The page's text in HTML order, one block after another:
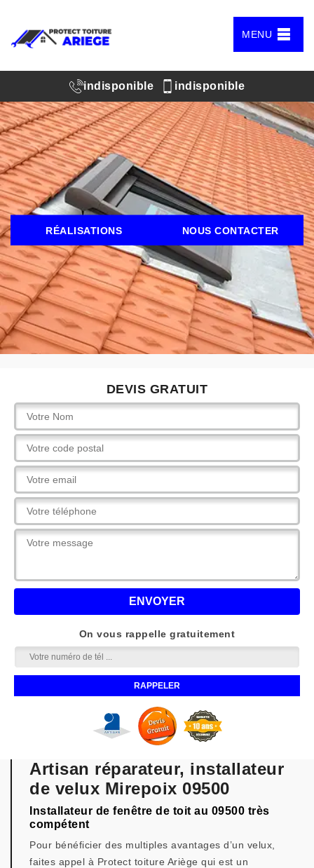
MENU
indisponible indisponible
RÉALISATIONS NOUS CONTACTER
DEVIS GRATUIT
On vous rappelle gratuitement
Artisan réparateur, installateur
de velux Mirepoix 09500
Installateur de fenêtre de toit au 09500 très
compétent
Pour bénéficier des multiples avantages d’un velux,
faites appel à Protect toiture Ariège qui est un